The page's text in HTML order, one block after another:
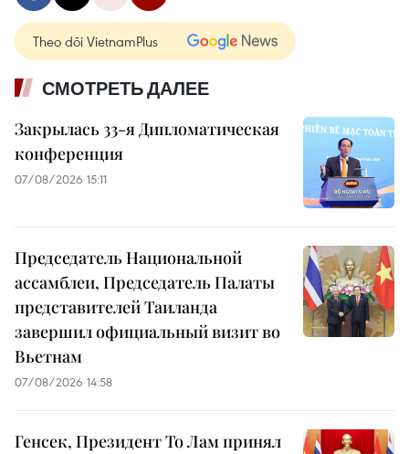
Theo dõi VietnamPlus
СМОТРЕТЬ ДАЛЕЕ
Закрылась 33-я Дипломатическая
конференция
07/08/2026 15:11
Председатель Национальной
ассамблеи, Председатель Палаты
представителей Таиланда
завершил официальный визит во
Вьетнам
07/08/2026 14:58
Генсек, Президент То Лам принял